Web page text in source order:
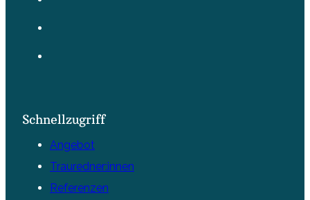
Schnellzugriff
Angebot
Trauredner:innen
Referenzen